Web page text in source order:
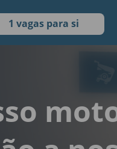
1 vagas para si